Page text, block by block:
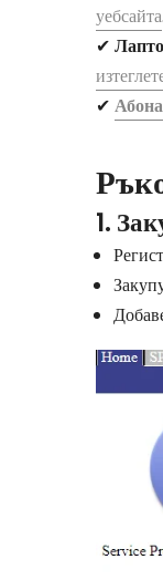
уебсайта.
✔
✔
1.